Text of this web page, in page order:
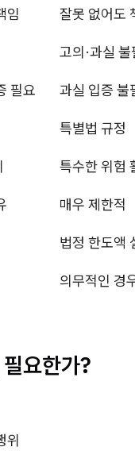
임 잘못 없어도
고의·과실
필요 과실 입증 불
특별법 규정
특수한 위험
매우 제한적
법정 한도액
의무적인 경
요한가?
위